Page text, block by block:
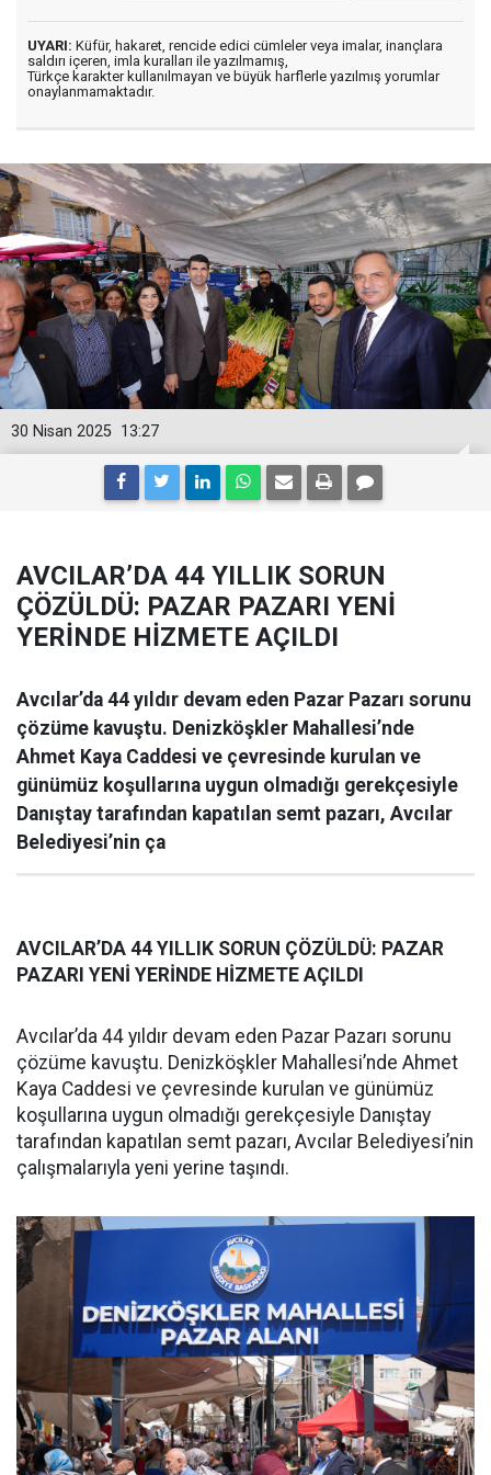
UYARI: Küfür, hakaret, rencide edici cümleler veya imalar, inançlara
saldırı içeren, imla kuralları ile yazılmamış,
Türkçe karakter kullanılmayan ve büyük harflerle yazılmış yorumlar
onaylanmamaktadır.
13:27
30 Nisan 2025
AVCILAR’DA 44 YILLIK SORUN
ÇÖZÜLDÜ: PAZAR PAZARI YENİ
YERİNDE HİZMETE AÇILDI
Avcılar’da 44 yıldır devam eden Pazar Pazarı sorunu
çözüme kavuştu. Denizköşkler Mahallesi’nde
Ahmet Kaya Caddesi ve çevresinde kurulan ve
günümüz koşullarına uygun olmadığı gerekçesiyle
Danıştay tarafından kapatılan semt pazarı, Avcılar
Belediyesi’nin ça
AVCILAR’DA 44 YILLIK SORUN ÇÖZÜLDÜ: PAZAR
PAZARI YENİ YERİNDE HİZMETE AÇILDI
Avcılar’da 44 yıldır devam eden Pazar Pazarı sorunu
çözüme kavuştu. Denizköşkler Mahallesi’nde Ahmet
Kaya Caddesi ve çevresinde kurulan ve günümüz
koşullarına uygun olmadığı gerekçesiyle Danıştay
tarafından kapatılan semt pazarı, Avcılar Belediyesi’nin
çalışmalarıyla yeni yerine taşındı.